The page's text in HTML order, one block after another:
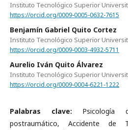
Instituto Tecnológico Superior
https://orcid.org/0009-0005-0632-7615
Benjamín Gabriel Quito Cortez
Instituto Tecnológico Superior
https://orcid.org/0009-0003-4932-5711
Aurelio Iván Quito Álvarez
Instituto Tecnológico Superior
https://orcid.org/0009-0004-6221-1222
Palabras clave: Psicología
postraumático, Accidente de